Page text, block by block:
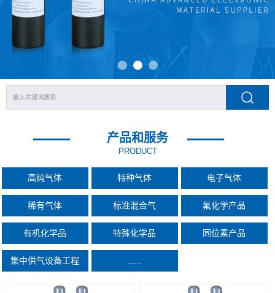
产品和服务
PRODUCT
高纯气体 特种气体 电子气体
稀有气体 标准混合气 氟化学产品
有机化学品 特殊化学品 同位素产品
集中供气设备工程 ......